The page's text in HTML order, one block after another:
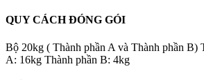
QUY CÁCH ĐÓNG GÓI
Bộ 20kg ( Thành phần A và Thành phần B)
A: 16kg Thành phần B: 4kg